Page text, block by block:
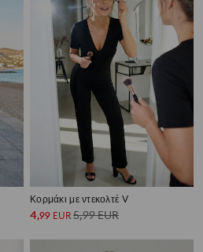
Κορμάκι με ντεκολτέ V
4,99 EUR5,99EUR